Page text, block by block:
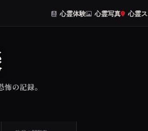
心霊体験 心霊写真 心霊
の記録。